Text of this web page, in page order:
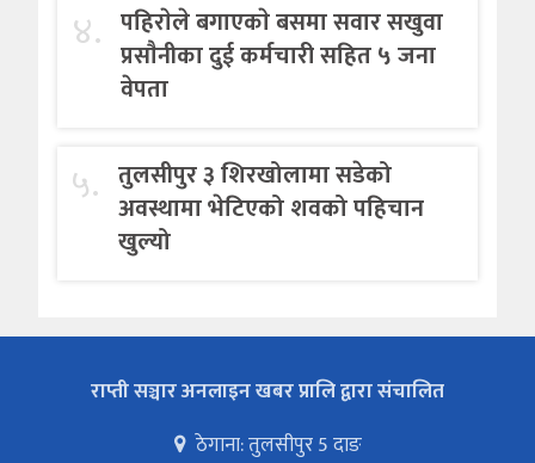
४. पहिराेले बगाएकाे बसमा सवार सखुवा
प्रसाैनीका दुई कर्मचारी सहित ५ जना
वेपता
५. तुलसीपुर ३ शिरखोलामा सडेको
अवस्थामा भेटिएको शवको पहिचान
खुल्यो
राप्ती सञ्चार अनलाइन खबर प्रालि द्वारा संचालित
ठेगाना: तुलसीपुर 5 दाङ